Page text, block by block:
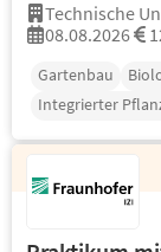
Technische
08.08.2026
Gartenbau
Integrierter